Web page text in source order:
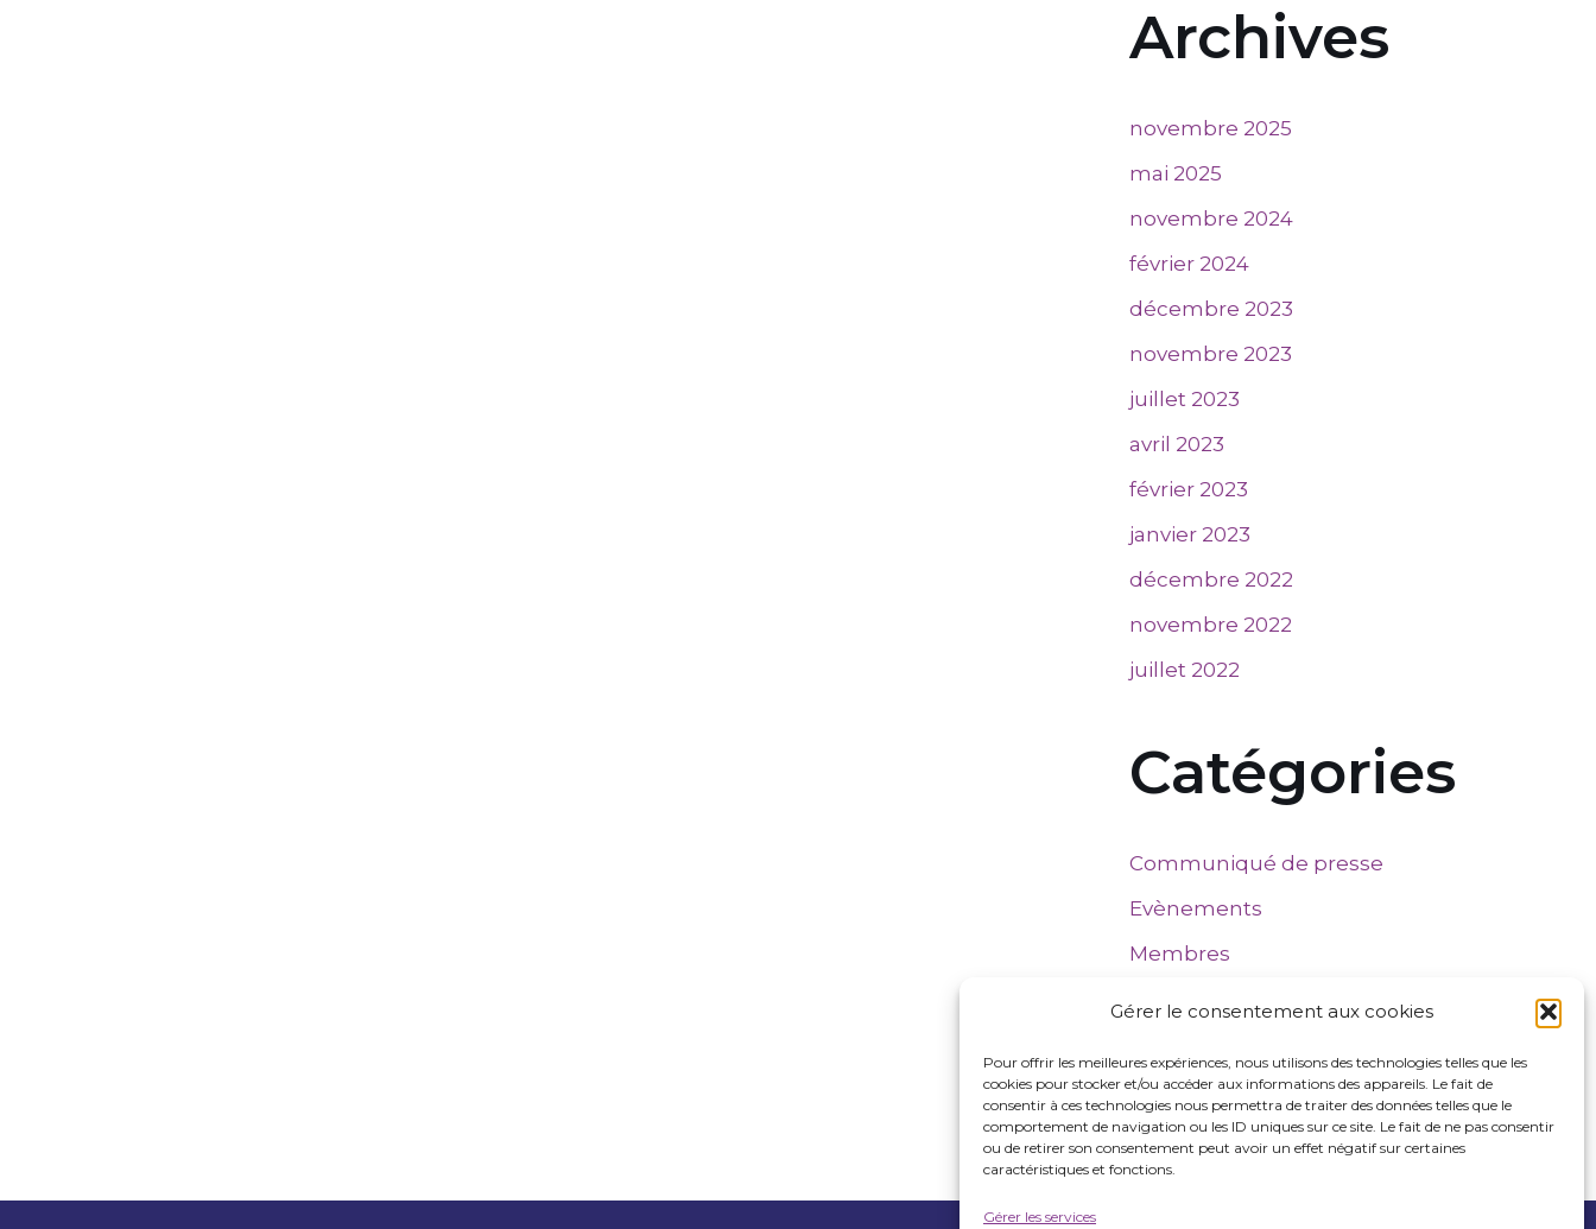
Gérer le consentement aux cookies
Pour offrir les meilleures expériences, nous utilisons des technologies telles que les
cookies pour stocker et/ou accéder aux informations des appareils. Le fait de
consentir à ces technologies nous permettra de traiter des données telles que le
comportement de navigation ou les ID uniques sur ce site. Le fait de ne pas consentir
ou de retirer son consentement peut avoir un effet négatif sur certaines
caractéristiques et fonctions.
Gérer les services
Archives
novembre 2025
mai 2025
novembre 2024
février 2024
décembre 2023
novembre 2023
juillet 2023
avril 2023
février 2023
janvier 2023
décembre 2022
novembre 2022
juillet 2022
Catégories
Communiqué de presse
Evènements
Membres
Non classé
Webinaires